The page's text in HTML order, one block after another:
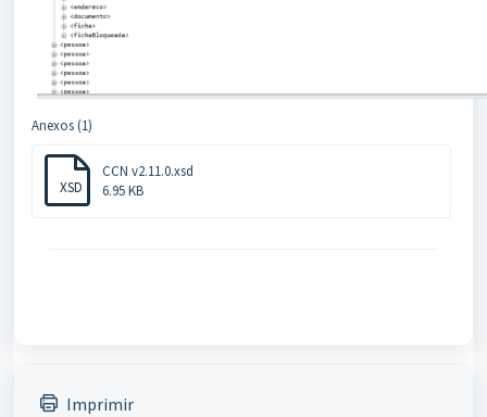
Anexos (1)
XSD
CCN v2.11.0.xsd
6.95 KB
Imprimir